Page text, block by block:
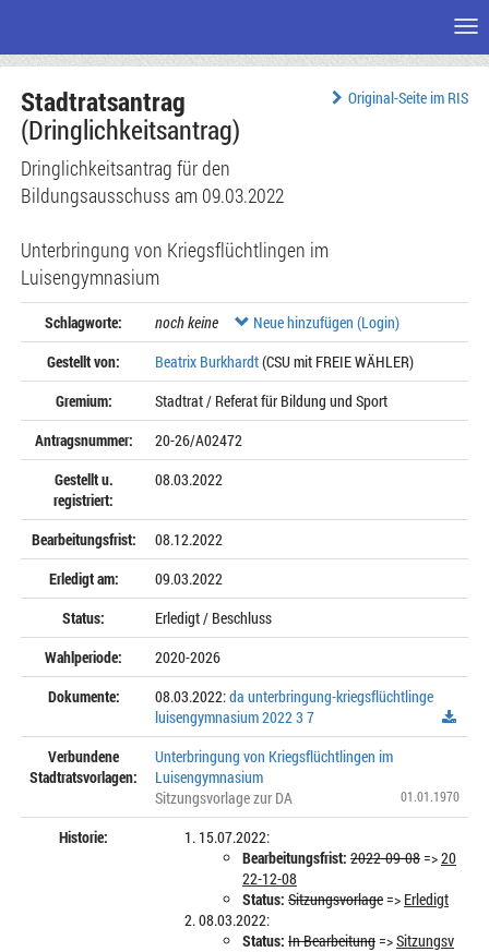
Seiteninhalt
Original-Seite im RIS
Stadtratsantrag
(Dringlichkeitsantrag)
Dringlichkeitsantrag für den
Bildungsausschuss am 09.03.2022
Unterbringung von Kriegsflüchtlingen im
Luisengymnasium
Schlagworte: noch keine
Neue hinzufügen (Login)
Gestellt von:
Beatrix Burkhardt(CSU mit FREIE WÄHLER)
Gremium:
Stadtrat / Referat für Bildung und Sport
Antragsnummer:
20-26/A02472
Gestellt u.
registriert:
08.03.2022
Bearbeitungsfrist:
08.12.2022
Erledigt am:
09.03.2022
Status:
Erledigt / Beschluss
Wahlperiode:
2020-2026
Dokumente:
08.03.2022:da unterbringung-kriegsflüchtlinge
luisengymnasium 2022 3 7
Verbundene
Stadtratsvorlagen:
Unterbringung von Kriegsflüchtlingen im
Luisengymnasium
Sitzungsvorlage zur DA
01.01.1970
Historie:
15.07.2022:
Bearbeitungsfrist: 2022-09-08=>20
22-12-08
Status: Sitzungsvorlage=> Erledigt
08.03.2022:
Status: In Bearbeitung=>Sitzungsv